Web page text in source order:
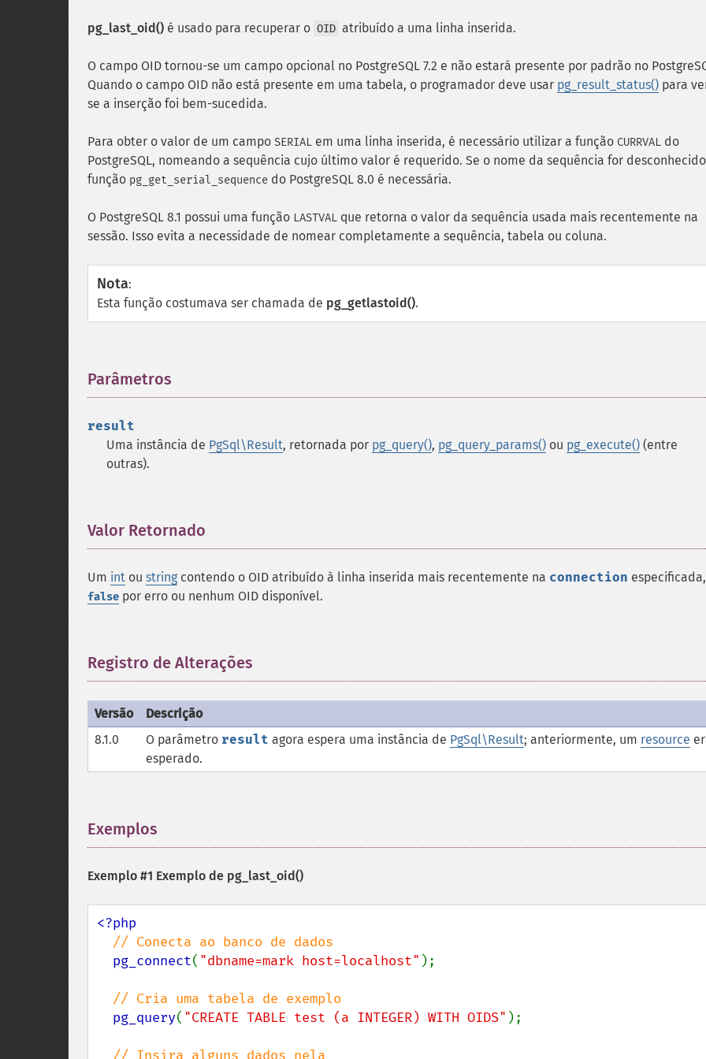
pg_last_oid() é usado para recuperar o OID atribuído a uma linha inserida.
O campo OID tornou-se um campo opcional no PostgreSQL 7.2 e não estará presente por padrão no
Quando o campo OID não está presente em uma tabela, o programador deve usar pg_result_status() para
se a inserção foi bem-sucedida.
Para obter o valor de um campo SERIAL em uma linha inserida, é necessário utilizar a função CURRVAL do
PostgreSQL, nomeando a sequência cujo último valor é requerido. Se o nome da sequência for
função pg_get_serial_sequence do PostgreSQL 8.0 é necessária.
O PostgreSQL 8.1 possui uma função LASTVAL que retorna o valor da sequência usada mais recentemente na
sessão. Isso evita a necessidade de nomear completamente a sequência, tabela ou coluna.
Nota:
Esta função costumava ser chamada de pg_getlastoid().
Parâmetros
result
Uma instância de PgSql\Result, retornada por pg_query(), pg_query_params() ou pg_execute() (entre
outras).
Valor Retornado
Um int ou string contendo o OID atribuído à linha inserida mais recentemente na connection
false por erro ou nenhum OID disponível.
Registro de Alterações
Versão
Descrição
8.1.0
O parâmetro result agora espera uma instância de PgSql\Result; anteriormente, um resource
esperado.
Exemplos
Exemplo #1 Exemplo de pg_last_oid()
<?php
// Conecta ao banco de dados
pg_connect( "dbname=mark host=localhost" );
// Cria uma tabela de exemplo
pg_query( "CREATE TABLE test (a INTEGER) WITH OIDS" );
// Insira alguns dados nela